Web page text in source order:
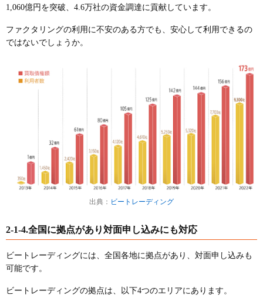
1,060億円を突破、4.6万社の資金調達に貢献しています。
ファクタリングの利用に不安のある方でも、安心して利用できるの
ではないでしょうか。
出典： ビートレーディング
2-1-4.全国に拠点があり対面申し込みにも対応
ビートレーディングには、全国各地に拠点があり、対面申し込みも
可能です。
ビートレーディングの拠点は、以下4つのエリアにあります。